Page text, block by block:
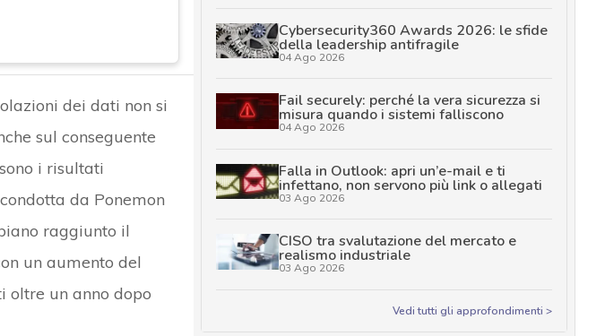
dei dati non si
sul conseguente
i risultati
da Ponemon
raggiunto il
un aumento del
oltre un anno dopo
Cybersecurity360 Awards 2026: le sfide
della leadership antifragile
04 Ago 2026
Fail securely: perché la vera sicurezza si
misura quando i sistemi falliscono
04 Ago 2026
Falla in Outlook: apri un’e-mail e ti
infettano, non servono più link o allegati
03 Ago 2026
CISO tra svalutazione del mercato e
realismo industriale
03 Ago 2026
Vedi tutti gli approfondimenti >